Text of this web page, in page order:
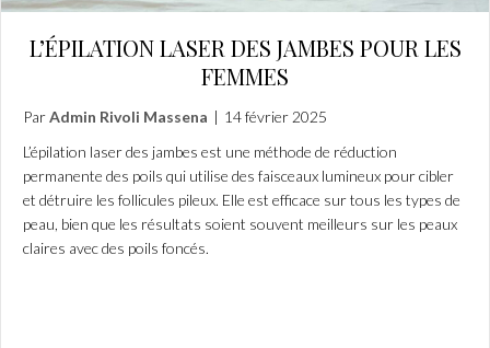
L’ÉPILATION LASER DES JAMBES POUR LES
FEMMES
ParAdmin Rivoli Massena | 14 février 2025
L’épilation laser des jambes est une méthode de réduction
permanente des poils qui utilise des faisceaux lumineux pour cibler
et détruire les follicules pileux. Elle est efficace sur tous les types de
peau, bien que les résultats soient souvent meilleurs sur les peaux
claires avec des poils foncés.